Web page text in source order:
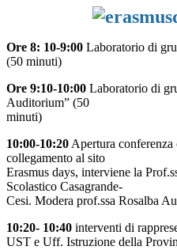
Ore 8: 10-9:00 Laboratorio di
(50 minuti)
Ore 9:10-10:00 Laboratorio di
Auditorium” (50
minuti)
10:00-10:20 Apertura
collegamento al sito
Erasmus days, interviene la
Scolastico Casagrande-
Cesi. Modera prof.ssa Rosalba
10:20- 10:40 interventi di
UST e Uff. Istruzione della